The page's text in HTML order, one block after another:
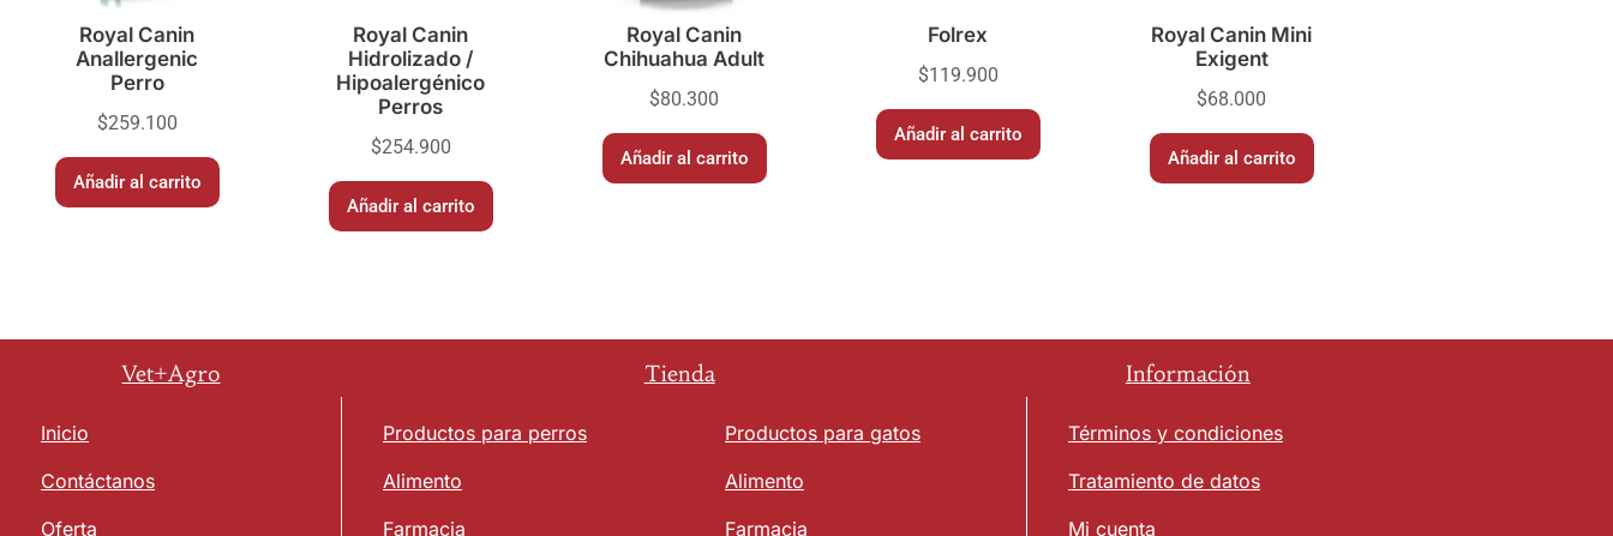
Royal Canin
Anallergenic
Perro
$259.100
Añadir al carrito
Royal Canin
Hidrolizado /
Hipoalergénico
Perros
$254.900
Añadir al carrito
Royal Canin
Chihuahua Adult
$80.300
Añadir al carrito
Folrex
$119.900
Añadir al carrito
Royal Canin Mini
Exigent
$68.000
Añadir al carrito
Vet+Agro Tienda Información
Inicio
Contáctanos
Oferta
Productos para perros
Alimento
Farmacia
Productos para gatos
Alimento
Farmacia
Términos y condiciones
Tratamiento de datos
Mi cuenta